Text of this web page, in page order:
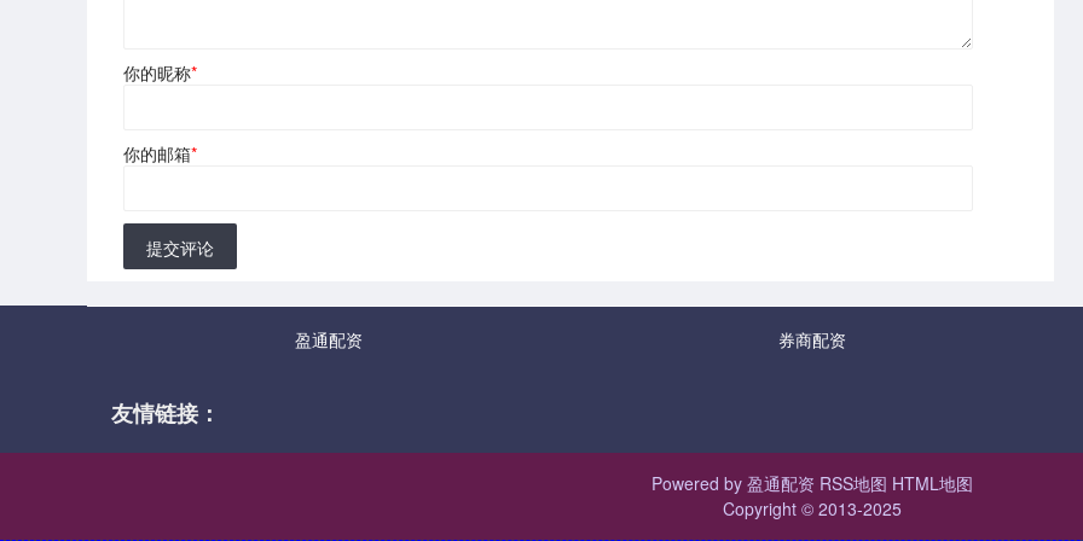
你的昵称*
你的邮箱*
提交评论
盈通配资 券商配资
友情链接：
Powered by 盈通配资 RSS地图 HTML地图
Copyright © 2013-2025